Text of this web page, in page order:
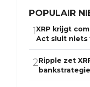
POPULAIR
1XRP krijgt
Act sluit niets
2Ripple zet
bankstrategie